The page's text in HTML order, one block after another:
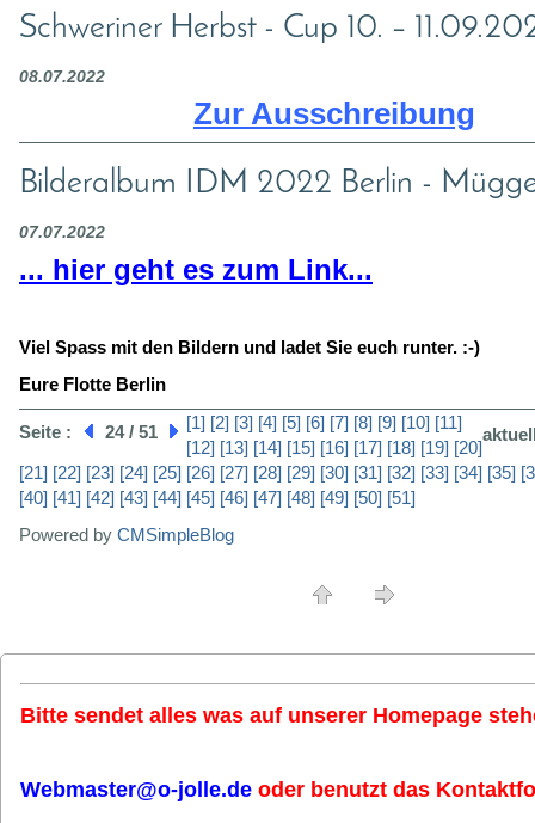
Schweriner Herbst - Cup 10. –
08.07.2022
Zur Ausschreibung
Bilderalbum IDM 2022 Berlin -
07.07.2022
... hier geht es zum Link...
Viel Spass mit den Bildern und ladet Sie euch runter. :-)
Eure Flotte Berlin
Seite : 24 / 51 [1] [2] [3] [4] [5] [6] [7] [8] [9] [10] [11]
[12] [13] [14] [15] [16] [17] [18] [19] [20]
[21] [22] [23] [24] [25] [26] [27] [28] [29] [30] [31] [32] [33] [34] [35]
[40] [41] [42] [43] [44] [45] [46] [47] [48] [49] [50] [51]
Powered by CMSimpleBlog
Bitte sendet alles was auf unserer Homepage
Webmaster@o-jolle.de oder benutzt das